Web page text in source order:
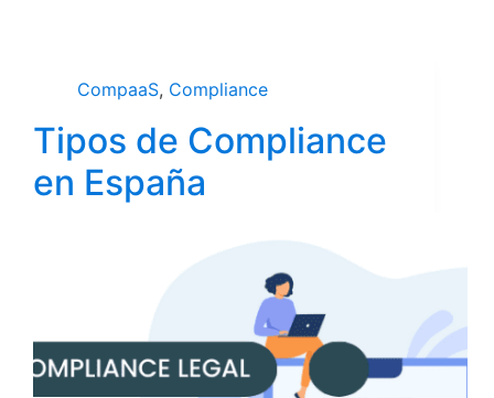
CompaaS, Compliance
Tipos de Compliance
en España